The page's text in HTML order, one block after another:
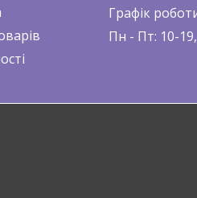
Графік
Пн - Пт: 10-